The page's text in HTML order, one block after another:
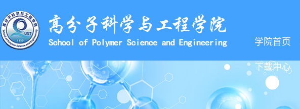
学院首页
下载中心